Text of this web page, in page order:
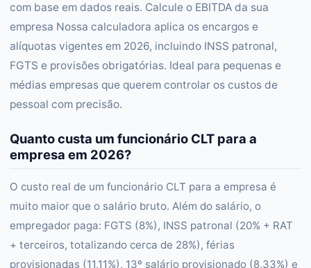
com base em dados reais. Calcule o EBITDA da sua
empresa Nossa calculadora aplica os encargos e
alíquotas vigentes em 2026, incluindo INSS patronal,
FGTS e provisões obrigatórias. Ideal para pequenas e
médias empresas que querem controlar os custos de
pessoal com precisão.
Quanto custa um funcionário CLT para a
empresa em 2026?
O custo real de um funcionário CLT para a empresa é
muito maior que o salário bruto. Além do salário, o
empregador paga: FGTS (8%), INSS patronal (20% + RAT
+ terceiros, totalizando cerca de 28%), férias
provisionadas (11,11%), 13º salário provisionado (8,33%) e